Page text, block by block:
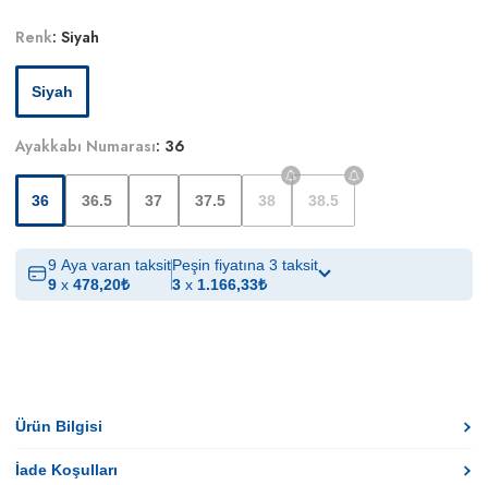
Renk: Siyah
Siyah
Ayakkabı Numarası: 36
36 36.5 37 37.5 38 38.5
9 Aya varan taksit
9 x 478,20₺
Peşin fiyatına 3 taksit
3 x 1.166,33₺
Ürün Bilgisi
İade Koşulları